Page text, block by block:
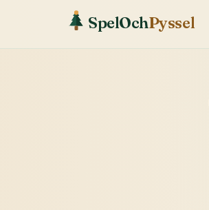
SpelOchPyssel